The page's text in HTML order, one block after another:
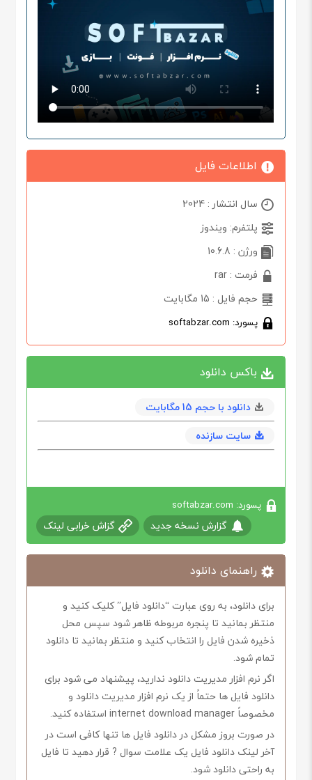
اطلاعات فایل
سال انتشار : 2024
پلتفرم: ویندوز
ورژن : 10.6.8
فرمت : rar
حجم فایل : 15 مگابایت
پسورد: softabzar.com
باکس دانلود
دانلود با حجم 15 مگابايت
سایت سازنده
پسورد: softabzar.com
گزارش نسخه جدید گزاش خرابی لینک
راهنمای دانلود
برای دانلود، به روی عبارت “دانلود فایل” کلیک کنید و
منتظر بمانید تا پنجره مربوطه ظاهر شود سپس محل
ذخیره شدن فایل را انتخاب کنید و منتظر بمانید تا دانلود
تمام شود.
اگر نرم افزار مدیریت دانلود ندارید، پیشنهاد می شود برای
دانلود فایل ها حتماً از یک نرم افزار مدیریت دانلود و
مخصوصاً internet download manager استفاده کنید.
در صورت بروز مشکل در دانلود فایل ها تنها کافی است در
آخر لینک دانلود فایل یک علامت سوال ? قرار دهید تا فایل
به راحتی دانلود شود.